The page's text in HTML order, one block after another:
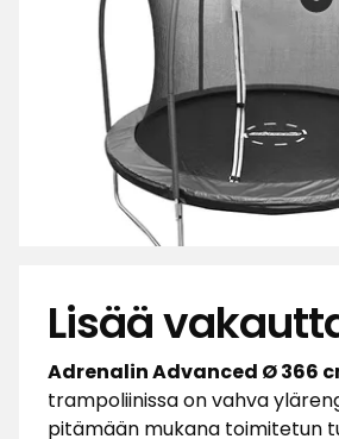
Lisää
Adrenalin Advanced Ø 366
trampoliinissa on vahva
pitämään mukana toimitetun